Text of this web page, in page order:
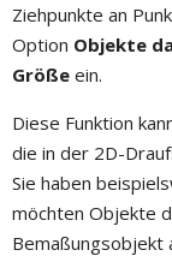
Ziehpunkte an
Option Objekte
Größe ein.
Diese Funktion
die in der 2D-
Sie haben
möchten Objekte
Bemaßungsobjekt